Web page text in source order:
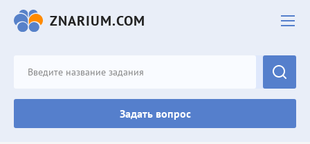
ZNARIUM.COM
Задать вопрос